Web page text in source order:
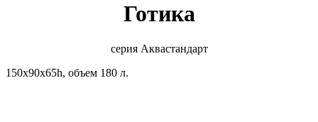
Готика
серия Аквастандарт
150x90x65h, объем 180 л.